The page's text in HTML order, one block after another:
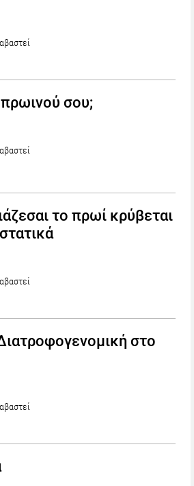
πρωινού σου;
το πρωί κρύβεται
στο